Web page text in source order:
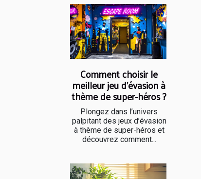
Comment choisir le
meilleur jeu d'évasion à
thème de super-héros ?
Plongez dans l’univers
palpitant des jeux d’évasion
à thème de super-héros et
découvrez comment...